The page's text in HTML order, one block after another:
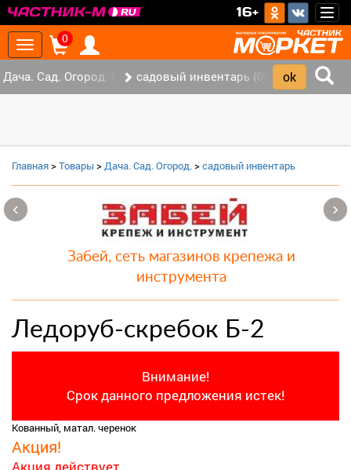
16+
Toggle
navigation
0
Дача. Сад. Огород. (2) садовый инвентарь (0)
Главная>Товары >Дача. Сад. Огород.>садовый инвентарь
Забей, сеть магазинов крепежа и
инструмента
Ледоруб-скребок Б-2
Внимание!
Срок данного предложения истек!
Кованный, матал. черенок
Акция!
‹ ›